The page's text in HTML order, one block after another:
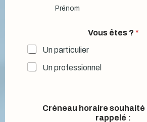
Prénom
Vous êtes ? *
Un particulier
Un professionnel
Créneau horaire souhaité
rappelé :